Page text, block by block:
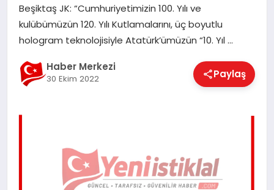
EĞITIM
Beşiktaş JK: “Cumhuriyetimizin 100. Yılı ve
kulübümüzün 120. Yılı Kutlamalarını, üç boyutlu
hologram teknolojisiyle Atatürk’ümüzün “10. Yıl …
Haber Merkezi
30 Ekim 2022 Paylaş